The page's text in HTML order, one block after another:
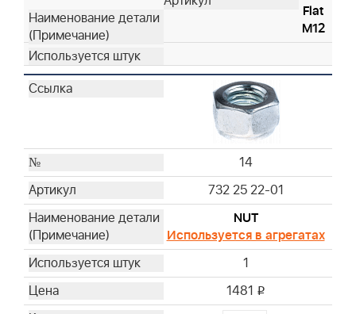
Flat
M12
14
732 25 22-01
NUT
Используется в агрегатах
1
1481 i